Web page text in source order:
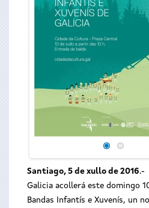
Santiago, 5 de xullo de 2016.-
Galicia acollerá este domingo
Bandas Infantís e Xuvenís, un